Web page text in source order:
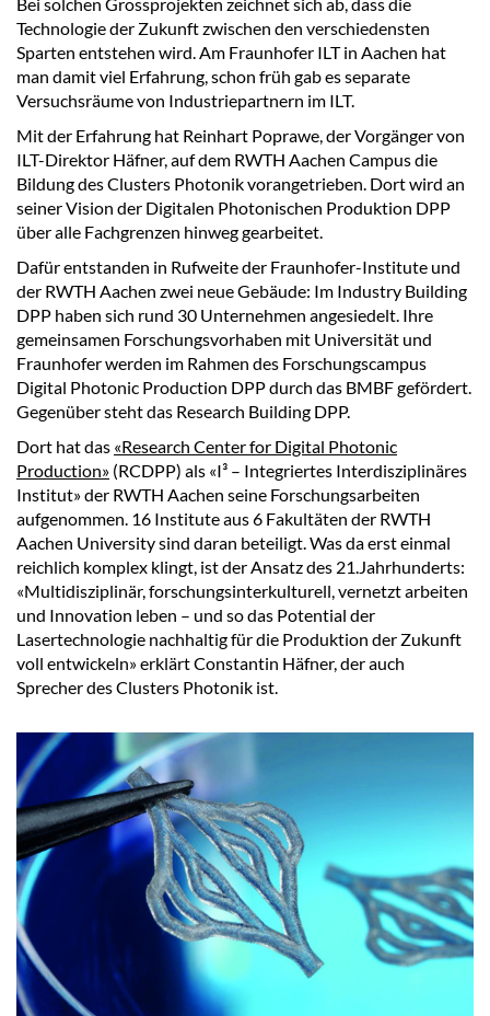
Technologie der Zukunft zwischen den verschiedensten
Sparten entstehen wird. Am Fraunhofer ILT in Aachen hat
man damit viel Erfahrung, schon früh gab es separate
Versuchsräume von Industriepartnern im ILT.
Mit der Erfahrung hat Reinhart Poprawe, der Vorgänger von
ILT-Direktor Häfner, auf dem RWTH Aachen Campus die
Bildung des Clusters Photonik vorangetrieben. Dort wird an
seiner Vision der Digitalen Photonischen Produktion DPP
über alle Fachgrenzen hinweg gearbeitet.
Dafür entstanden in Rufweite der Fraunhofer-Institute und
der RWTH Aachen zwei neue Gebäude: Im Industry Building
DPP haben sich rund 30 Unternehmen angesiedelt. Ihre
gemeinsamen Forschungsvorhaben mit Universität und
Fraunhofer werden im Rahmen des Forschungscampus
Digital Photonic Production DPP durch das BMBF gefördert.
Gegenüber steht das Research Building DPP.
Dort hat das «Research Center for Digital Photonic
Production» (RCDPP) als «I³ – Integriertes Interdisziplinäres
Institut» der RWTH Aachen seine Forschungsarbeiten
aufgenommen. 16 Institute aus 6 Fakultäten der RWTH
Aachen University sind daran beteiligt. Was da erst einmal
reichlich komplex klingt, ist der Ansatz des 21.Jahrhunderts:
«Multidisziplinär, forschungsinterkulturell, vernetzt arbeiten
und Innovation leben – und so das Potential der
Lasertechnologie nachhaltig für die Produktion der Zukunft
voll entwickeln» erklärt Constantin Häfner, der auch
Sprecher des Clusters Photonik ist.